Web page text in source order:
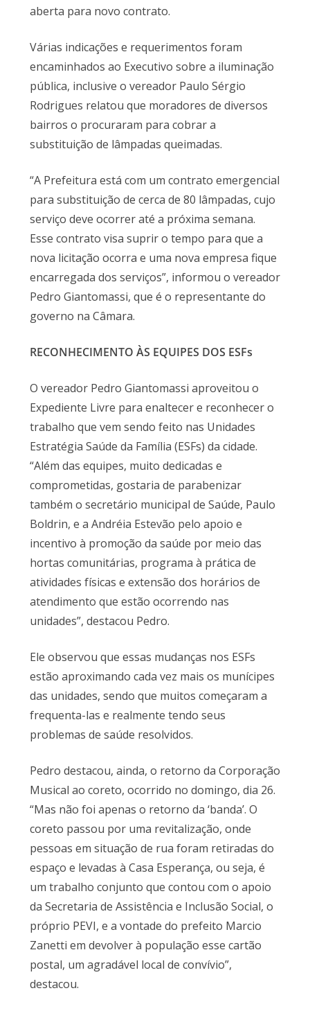
aberta para novo contrato.
Várias indicações e requerimentos foram
encaminhados ao Executivo sobre a iluminação
pública, inclusive o vereador Paulo Sérgio
Rodrigues relatou que moradores de diversos
bairros o procuraram para cobrar a
substituição de lâmpadas queimadas.
“A Prefeitura está com um contrato emergencial
para substituição de cerca de 80 lâmpadas, cujo
serviço deve ocorrer até a próxima semana.
Esse contrato visa suprir o tempo para que a
nova licitação ocorra e uma nova empresa fique
encarregada dos serviços”, informou o vereador
Pedro Giantomassi, que é o representante do
governo na Câmara.
RECONHECIMENTO ÀS EQUIPES DOS ESFs
O vereador Pedro Giantomassi aproveitou o
Expediente Livre para enaltecer e reconhecer o
trabalho que vem sendo feito nas Unidades
Estratégia Saúde da Família (ESFs) da cidade.
“Além das equipes, muito dedicadas e
comprometidas, gostaria de parabenizar
também o secretário municipal de Saúde, Paulo
Boldrin, e a Andréia Estevão pelo apoio e
incentivo à promoção da saúde por meio das
hortas comunitárias, programa à prática de
atividades físicas e extensão dos horários de
atendimento que estão ocorrendo nas
unidades”, destacou Pedro.
Ele observou que essas mudanças nos ESFs
estão aproximando cada vez mais os munícipes
das unidades, sendo que muitos começaram a
frequenta-las e realmente tendo seus
problemas de saúde resolvidos.
Pedro destacou, ainda, o retorno da Corporação
Musical ao coreto, ocorrido no domingo, dia 26.
“Mas não foi apenas o retorno da ‘banda’. O
coreto passou por uma revitalização, onde
pessoas em situação de rua foram retiradas do
espaço e levadas à Casa Esperança, ou seja, é
um trabalho conjunto que contou com o apoio
da Secretaria de Assistência e Inclusão Social, o
próprio PEVI, e a vontade do prefeito Marcio
Zanetti em devolver à população esse cartão
postal, um agradável local de convívio”,
destacou.